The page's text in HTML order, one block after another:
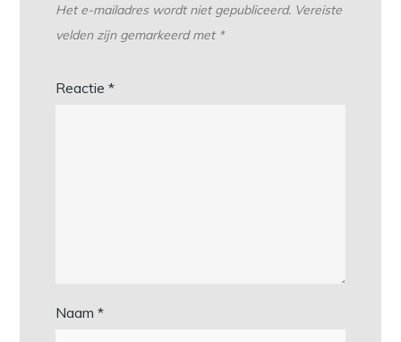
Het e-mailadres wordt niet gepubliceerd. Vereiste
velden zijn gemarkeerd met *
Reactie*
Naam*